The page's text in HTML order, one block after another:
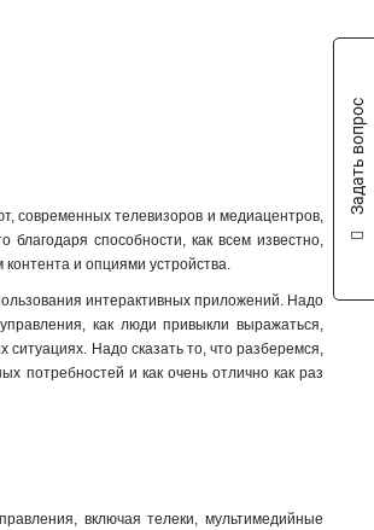
современных телевизоров и медиацентров,
способности, как всем известно,
и опциями устройства.
интерактивных приложений. Надо
как люди привыкли выражаться,
Надо сказать то, что разберемся,
потребностей и как очень отлично как раз
включая телеки, мультимедийные
Задать вопрос